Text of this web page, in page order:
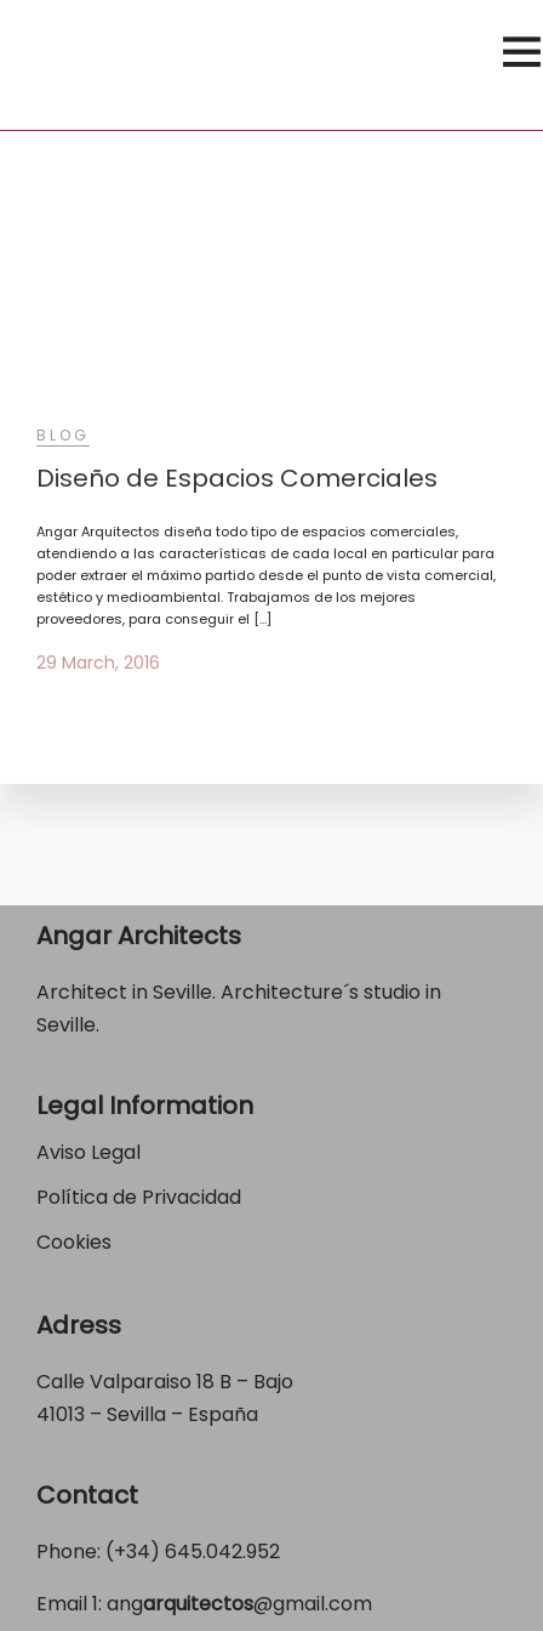
BLOG
Diseño de Espacios Comerciales
Angar Arquitectos diseña todo tipo de espacios comerciales,
atendiendo a las características de cada local en particular para
poder extraer el máximo partido desde el punto de vista comercial,
estético y medioambiental. Trabajamos de los mejores
proveedores, para conseguir el […]
29 March, 2016
Angar Architects
Architect in Seville. Architecture´s studio in
Seville.
Legal Information
Aviso Legal
Política de Privacidad
Cookies
Adress
Calle Valparaiso 18 B – Bajo
41013 – Sevilla – España
Contact
Phone: (+34) 645.042.952
Email 1: angarquitectos@gmail.com